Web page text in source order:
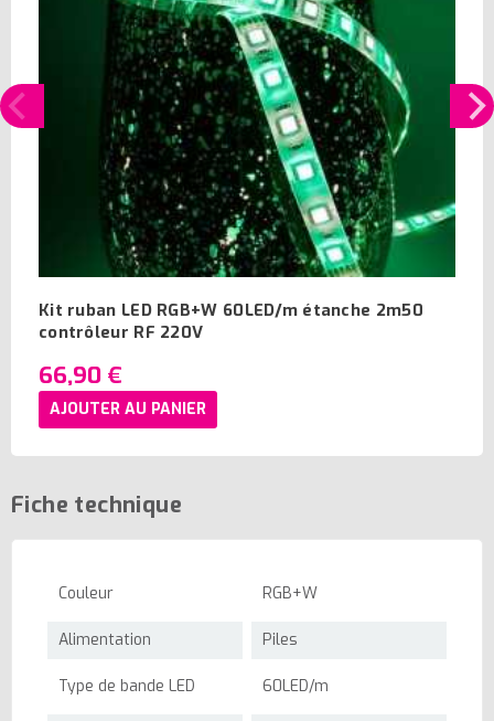
Kit ruban LED RGB+W 60LED/m étanche 2m50
contrôleur RF 220V
66,90 €
AJOUTER AU PANIER
Fiche technique
Couleur RGB+W
Alimentation Piles
Type de bande LED 60LED/m